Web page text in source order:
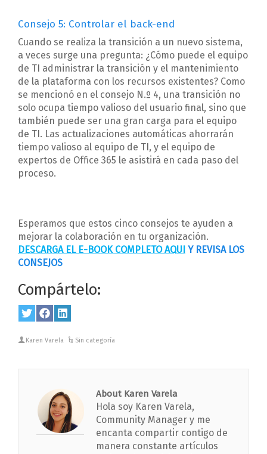
Consejo 5: Controlar el back-end
Cuando se realiza la transición a un nuevo sistema,
a veces surge una pregunta: ¿Cómo puede el equipo
de TI administrar la transición y el mantenimiento
de la plataforma con los recursos existentes? Como
se mencionó en el consejo N.º 4, una transición no
solo ocupa tiempo valioso del usuario final, sino que
también puede ser una gran carga para el equipo
de TI. Las actualizaciones automáticas ahorrarán
tiempo valioso al equipo de TI, y el equipo de
expertos de Office 365 le asistirá en cada paso del
proceso.
Esperamos que estos cinco consejos te ayuden a
mejorar la colaboración en tu organización.
DESCARGA EL E-BOOK COMPLETO AQUI Y REVISA LOS
CONSEJOS
Compártelo:
Share
Twitter
Share
Facebook
Share
LinkedIn
Karen Varela Sin categoría
About Karen Varela
Hola soy Karen Varela,
Community Manager y me
encanta compartir contigo de
manera constante artículos